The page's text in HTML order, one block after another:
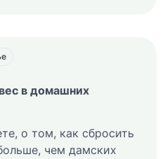
в домашних
о том, как сбросить
чем дамских